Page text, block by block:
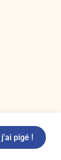
❤ par So-Ho
pigé !